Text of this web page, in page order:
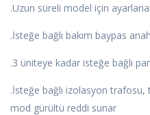
.Uzun süreli model için
.İsteğe bağlı bakım baypas
.3 üniteye kadar isteğe bağlı
.İsteğe bağlı izolasyon
mod gürültü reddi sunar